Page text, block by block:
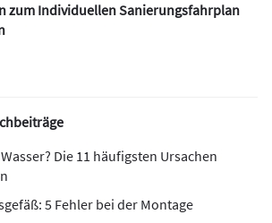
zum Individuellen Sanierungsfahrplan
Die 11 häufigsten Ursachen
5 Fehler bei der Montage